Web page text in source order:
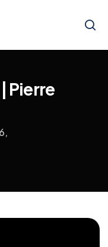
Pierre